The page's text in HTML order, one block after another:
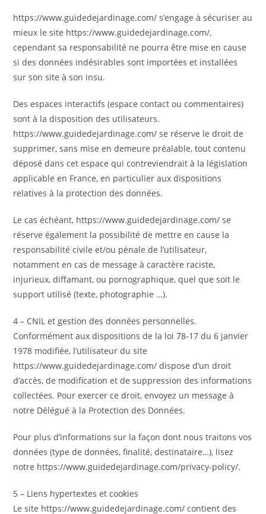
https://www.guidedejardinage.com/ s’engage à sécuriser au
mieux le site https://www.guidedejardinage.com/,
cependant sa responsabilité ne pourra être mise en cause
si des données indésirables sont importées et installées
sur son site à son insu.
Des espaces interactifs (espace contact ou commentaires)
sont à la disposition des utilisateurs.
https://www.guidedejardinage.com/ se réserve le droit de
supprimer, sans mise en demeure préalable, tout contenu
déposé dans cet espace qui contreviendrait à la législation
applicable en France, en particulier aux dispositions
relatives à la protection des données.
Le cas échéant, https://www.guidedejardinage.com/ se
réserve également la possibilité de mettre en cause la
responsabilité civile et/ou pénale de l’utilisateur,
notamment en cas de message à caractère raciste,
injurieux, diffamant, ou pornographique, quel que soit le
support utilisé (texte, photographie …).
4 – CNIL et gestion des données personnelles.
Conformément aux dispositions de la loi 78-17 du 6 janvier
1978 modifiée, l’utilisateur du site
https://www.guidedejardinage.com/ dispose d’un droit
d’accès, de modification et de suppression des informations
collectées. Pour exercer ce droit, envoyez un message à
notre Délégué à la Protection des Données.
Pour plus d’informations sur la façon dont nous traitons vos
données (type de données, finalité, destinataire…), lisez
notre https://www.guidedejardinage.com/privacy-policy/.
5 – Liens hypertextes et cookies
Le site https://www.guidedejardinage.com/ contient des